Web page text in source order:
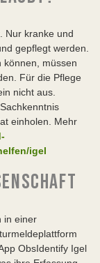
Nur kranke und
gepflegt werden.
können, müssen
Für die Pflege
nicht aus.
einholen. Mehr
igel
in einer
ObsIdentify Igel